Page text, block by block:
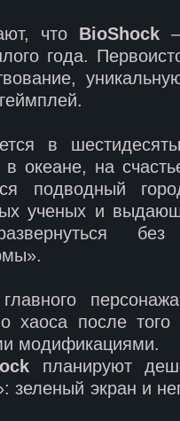
что BioShock
года.
в
океане, на
подводный
ученых и
без
хаоса после
модификациями.
планируют
зеленый экран и